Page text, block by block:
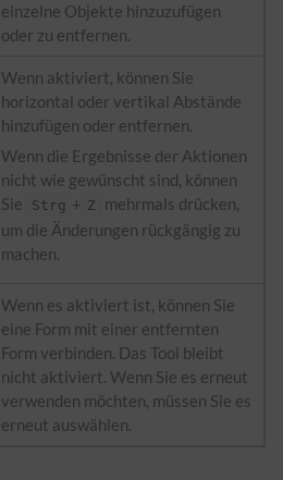
einzelne Objekte hinzuzufügen
oder zu entfernen.
Wenn aktiviert, können Sie
horizontal oder vertikal Abstände
hinzufügen oder entfernen.
Wenn die Ergebnisse der Aktionen
nicht wie gewünscht sind, können
Sie
Strg + Z
mehrmals drücken,
um die Änderungen rückgängig zu
machen.
Wenn es aktiviert ist, können Sie
eine Form mit einer entfernten
Form verbinden. Das Tool bleibt
nicht aktiviert. Wenn Sie es erneut
verwenden möchten, müssen Sie es
erneut auswählen.